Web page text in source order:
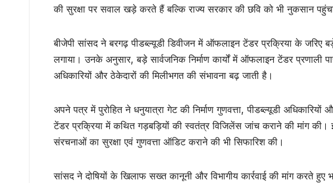
की सुरक्षा पर सवाल खड़े करते हैं बल्कि राज्य सरकार की छवि को भी नुकसान
बीजेपी सांसद ने बरगढ़ पीडब्ल्यूडी डिवीजन में ऑफलाइन टेंडर प्रक्रिया के जरिए
लगाया। उनके अनुसार, बड़े सार्वजनिक निर्माण कार्यों में ऑफलाइन टेंडर प्रणाली
अधिकारियों और ठेकेदारों की मिलीभगत की संभावना बढ़ जाती है।
अपने पत्र में पुरोहित ने धनुयात्रा गेट की निर्माण गुणवत्ता, पीडब्ल्यूडी
टेंडर प्रक्रिया में कथित गड़बड़ियों की स्वतंत्र विजिलेंस जांच कराने की मांग
संरचनाओं का सुरक्षा एवं गुणवत्ता ऑडिट कराने की भी सिफारिश की।
सांसद ने दोषियों के खिलाफ सख्त कानूनी और विभागीय कार्रवाई की मांग करते हुए